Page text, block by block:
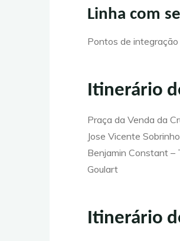
Linha com
Pontos de
Itinerário
Praça da Venda da
Jose Vicente
Benjamin Constant –
Goulart
Itinerário